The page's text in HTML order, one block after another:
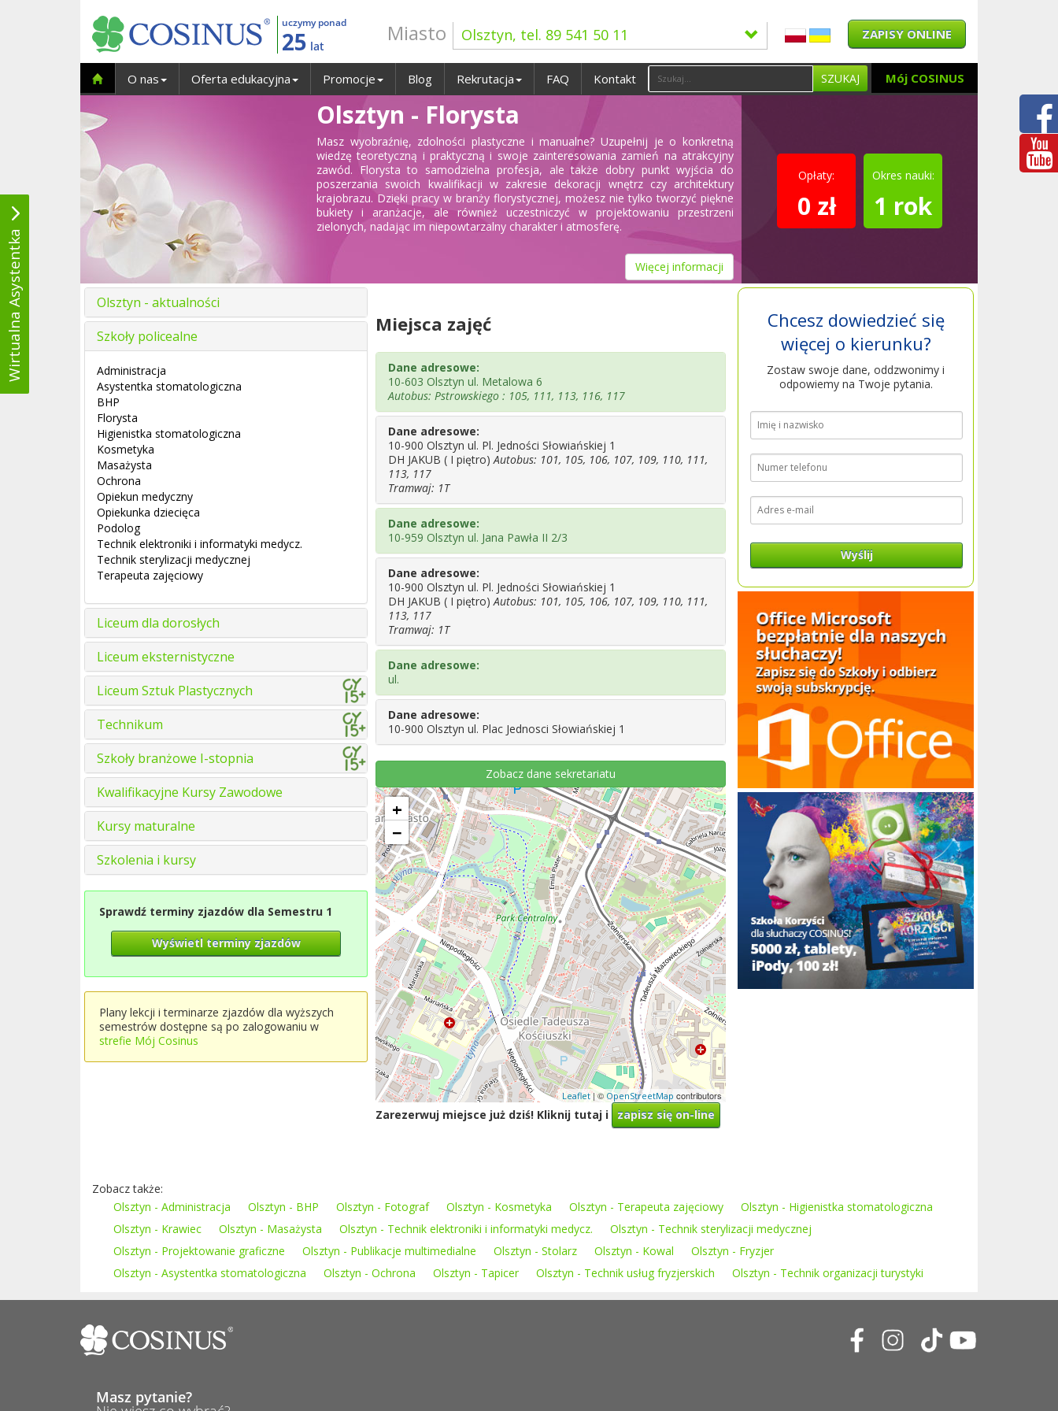
uczymy ponad
25 lat
Miasto Olsztyn, tel. 89 541 50 11 ZAPISY ONLINE
Mój COSINUS
O nas Oferta edukacyjna Promocje Blog Rekrutacja FAQ Kontakt SZUKAJ
Olsztyn - Florysta
Masz wyobraźnię, zdolności plastyczne i manualne? Uzupełnij je o konkretną
wiedzę teoretyczną i praktyczną i swoje zainteresowania zamień na atrakcyjny
zawód. Florysta to samodzielna profesja, ale także dobry punkt wyjścia do
poszerzania swoich kwalifikacji w zakresie dekoracji wnętrz czy architektury
krajobrazu. Dzięki pracy w branży florystycznej, możesz nie tylko tworzyć piękne
bukiety i aranżacje, ale również uczestniczyć w projektowaniu przestrzeni
zielonych, nadając im niepowtarzalny charakter i atmosferę.
Więcej informacji
Opłaty:
0 zł
Okres nauki:
1 rok
Olsztyn - aktualności
Szkoły policealne
Administracja
Asystentka stomatologiczna
BHP
Florysta
Higienistka stomatologiczna
Kosmetyka
Masażysta
Ochrona
Opiekun medyczny
Opiekunka dziecięca
Podolog
Technik elektroniki i informatyki medycz.
Technik sterylizacji medycznej
Terapeuta zajęciowy
Liceum dla dorosłych
Liceum eksternistyczne
Liceum Sztuk Plastycznych
Technikum
Szkoły branżowe I-stopnia
Kwalifikacyjne Kursy Zawodowe
Kursy maturalne
Szkolenia i kursy
Sprawdź terminy zjazdów dla Semestru 1
Wyświetl terminy zjazdów
Plany lekcji i terminarze zjazdów dla wyższych
semestrów dostępne są po zalogowaniu w
strefie Mój Cosinus
Miejsca zajęć
Dane adresowe:
10-603 Olsztyn ul. Metalowa 6
Autobus: Pstrowskiego : 105, 111, 113, 116, 117
Dane adresowe:
10-900 Olsztyn ul. Pl. Jedności Słowiańskiej 1
DH JAKUB ( I piętro)Autobus: 101, 105, 106, 107, 109, 110, 111,
113, 117
Tramwaj: 1T
Dane adresowe:
10-959 Olsztyn ul. Jana Pawła II 2/3
Dane adresowe:
10-900 Olsztyn ul. Pl. Jedności Słowiańskiej 1
DH JAKUB ( I piętro)Autobus: 101, 105, 106, 107, 109, 110, 111,
113, 117
Tramwaj: 1T
Dane adresowe:
ul.
Dane adresowe:
10-900 Olsztyn ul. Plac Jednosci Słowiańskiej 1
Zobacz dane sekretariatu
+
−
Leaflet| © OpenStreetMap contributors
Zarezerwuj miejsce już dziś! Kliknij tutaj i zapisz się on-line
Chcesz dowiedzieć się
więcej o kierunku?
Zostaw swoje dane, oddzwonimy i
odpowiemy na Twoje pytania.
Wyślij
Zobacz także:
Olsztyn - Administracja
Olsztyn - BHP Olsztyn - Fotograf Olsztyn - Kosmetyka Olsztyn - Terapeuta zajęciowy
Olsztyn - Higienistka stomatologiczna
Olsztyn - Krawiec
Olsztyn - Masażysta Olsztyn - Technik elektroniki i informatyki medycz.
Olsztyn - Technik sterylizacji medycznej
Olsztyn - Projektowanie graficzne
Olsztyn - Publikacje multimedialne Olsztyn - Stolarz Olsztyn - Kowal
Olsztyn - Fryzjer
Olsztyn - Asystentka stomatologiczna
Olsztyn - Ochrona Olsztyn - Tapicer Olsztyn - Technik usług fryzjerskich Olsztyn - Technik organizacji turystyki
Masz pytanie?
Wirtualna Asystentka